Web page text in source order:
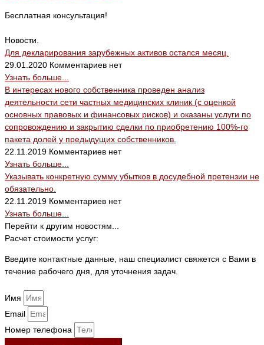
Бесплатная консультация!
Новости.
Для декларирования зарубежных активов остался месяц.
29.01.2020 Комментариев нет
Узнать больше...
В интересах нового собственника проведен анализ
деятельности сети частных медицинских клиник (с оценкой
основных правовых и финансовых рисков) и оказаны услуги по
сопровождению и закрытию сделки по приобретению 100%-го
пакета долей у предыдущих собственников.
22.11.2019 Комментариев нет
Узнать больше...
Указывать конкретную сумму убытков в досудебной претензии не
обязательно.
22.11.2019 Комментариев нет
Узнать больше...
Перейти к другим новостям...
Расчет стоимости услуг:
Введите контактные данные, наш специалист свяжется с Вами в
течение рабочего дня, для уточнения задач.
Имя
Email
Номер телефона